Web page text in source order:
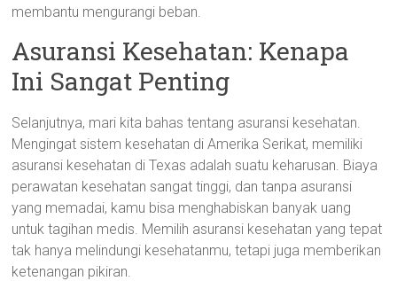
membantu mengurangi beban.
Asuransi Kesehatan: Kenapa
Ini Sangat Penting
Selanjutnya, mari kita bahas tentang asuransi kesehatan.
Mengingat sistem kesehatan di Amerika Serikat, memiliki
asuransi kesehatan di Texas adalah suatu keharusan. Biaya
perawatan kesehatan sangat tinggi, dan tanpa asuransi
yang memadai, kamu bisa menghabiskan banyak uang
untuk tagihan medis. Memilih asuransi kesehatan yang tepat
tak hanya melindungi kesehatanmu, tetapi juga memberikan
ketenangan pikiran.